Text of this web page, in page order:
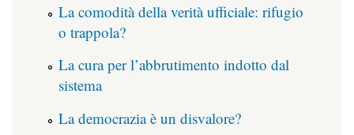
La comodità della verità ufficiale: rifugio
o trappola?
La cura per l’abbrutimento indotto dal
sistema
La democrazia è un disvalore?